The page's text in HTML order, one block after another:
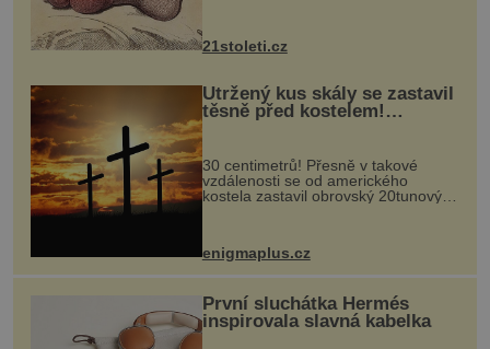
nohou, a způsobuje bole...
21stoleti.cz
Utržený kus skály se zastavil
těsně před kostelem!
Ochránila ho boží síla?
30 centimetrů! Přesně v takové
vzdálenosti se od amerického
kostela zastavil obrovský 20tunový
...
enigmaplus.cz
První sluchátka Hermés
inspirovala slavná kabelka